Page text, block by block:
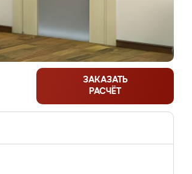
ЗАКАЗАТЬ
РАСЧЁТ